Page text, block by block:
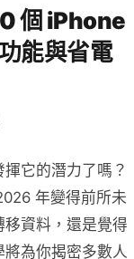
個 iPhone
能與省電
它的潛力了嗎？
年變得前所未
資料，還是覺得
為你揭密多數人